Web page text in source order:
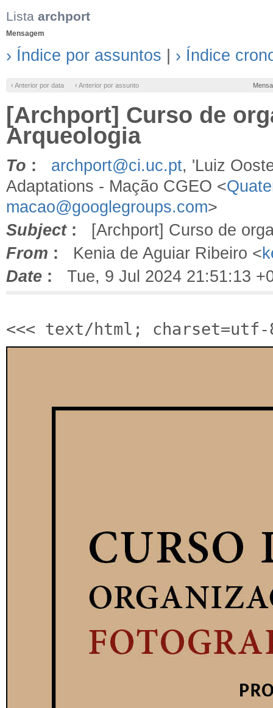
Lista archport
Mensagem
› Índice por assuntos › Índice
‹ Anterior por data ‹ Anterior por assunto
[Archport] Curso de
Arqueologia
To : archport@ci.uc.pt, 'Luiz
Adaptations - Mação CGEO <
macao@googlegroups.com>
Subject: [Archport] Curso de
From : Kenia de Aguiar Ribeiro <
Date : Tue, 9 Jul 2024 21:51:13
<<< text/html; charset=utf-